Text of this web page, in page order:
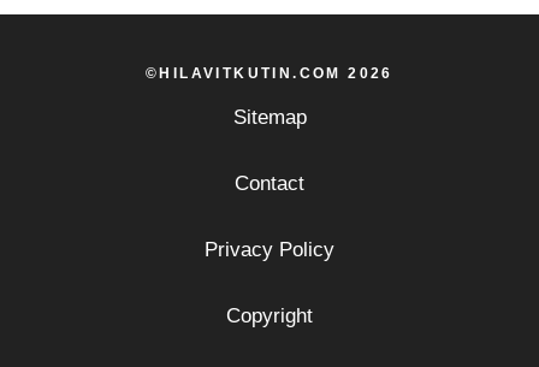
©HILAVITKUTIN.COM 2026
Sitemap
Contact
Privacy Policy
Copyright